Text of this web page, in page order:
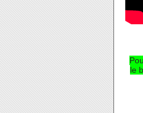
le